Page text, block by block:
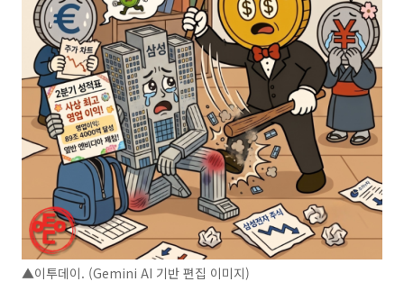
▲이투데이. (Gemini AI 기반 편집 이미지)